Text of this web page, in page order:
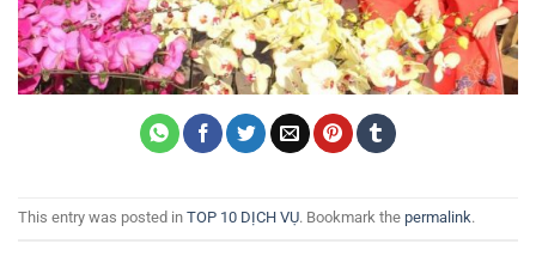
This entry was posted in TOP 10 DỊCH VỤ. Bookmark the permalink.